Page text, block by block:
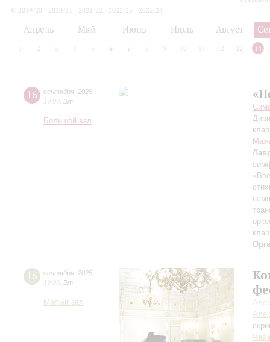
2019/20
2020/21 2021/22 2022/23
2023/24
Апрель Май Июнь Июль Август
2 3 4 5 6 7 8 9 10 12 13 14
16 сентября 2025
19:00 Вт
Большой зал
16 сентября 2025
19:00 Вт
Малый зал